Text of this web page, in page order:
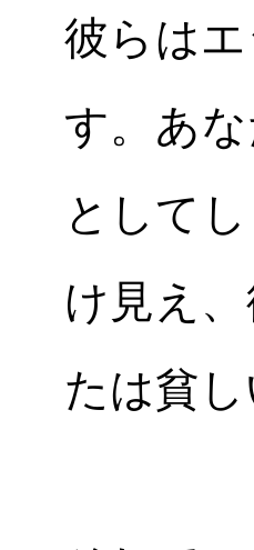
彼らは
す。あ
として
け見え
たは貧